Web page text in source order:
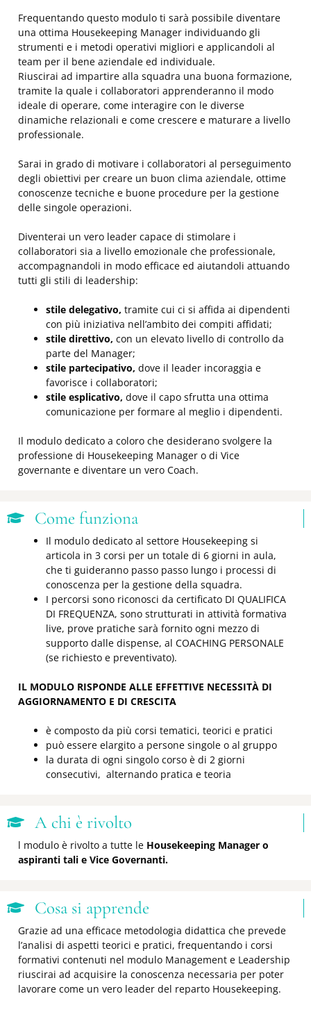
Frequentando questo modulo ti sarà possibile diventare
una ottima Housekeeping Manager individuando gli
strumenti e i metodi operativi migliori e applicandoli al
team per il bene aziendale ed individuale.
Riuscirai ad impartire alla squadra una buona formazione,
tramite la quale i collaboratori apprenderanno il modo
ideale di operare, come interagire con le diverse
dinamiche relazionali e come crescere e maturare a livello
professionale.
Sarai in grado di motivare i collaboratori al perseguimento
degli obiettivi per creare un buon clima aziendale, ottime
conoscenze tecniche e buone procedure per la gestione
delle singole operazioni.
Diventerai un vero leader capace di stimolare i
collaboratori sia a livello emozionale che professionale,
accompagnandoli in modo efficace ed aiutandoli attuando
tutti gli stili di leadership:
stile delegativo, tramite cui ci si affida ai dipendenti
con più iniziativa nell’ambito dei compiti affidati;
stile direttivo, con un elevato livello di controllo da
parte del Manager;
stile partecipativo, dove il leader incoraggia e
favorisce i collaboratori;
stile esplicativo, dove il capo sfrutta una ottima
comunicazione per formare al meglio i dipendenti.
Il modulo dedicato a coloro che desiderano svolgere la
professione di Housekeeping Manager o di Vice
governante e diventare un vero Coach.
Come funziona
Il modulo dedicato al settore Housekeeping si
articola in 3 corsi per un totale di 6 giorni in aula,
che ti guideranno passo passo lungo i processi di
conoscenza per la gestione della squadra.
I percorsi sono riconosci da certificato DI QUALIFICA
DI FREQUENZA, sono strutturati in attività formativa
live, prove pratiche sarà fornito ogni mezzo di
supporto dalle dispense, al COACHING PERSONALE
(se richiesto e preventivato).
IL MODULO RISPONDE ALLE EFFETTIVE NECESSITÀ DI
AGGIORNAMENTO E DI CRESCITA
è composto da più corsi tematici, teorici e pratici
può essere elargito a persone singole o al gruppo
la durata di ogni singolo corso è di 2 giorni
consecutivi, alternando pratica e teoria
A chi è rivolto
l modulo è rivolto a tutte le Housekeeping Manager o
aspiranti tali e Vice Governanti.
Cosa si apprende
Grazie ad una efficace metodologia didattica che prevede
l’analisi di aspetti teorici e pratici, frequentando i corsi
formativi contenuti nel modulo Management e Leadership
riuscirai ad acquisire la conoscenza necessaria per poter
lavorare come un vero leader del reparto Housekeeping.